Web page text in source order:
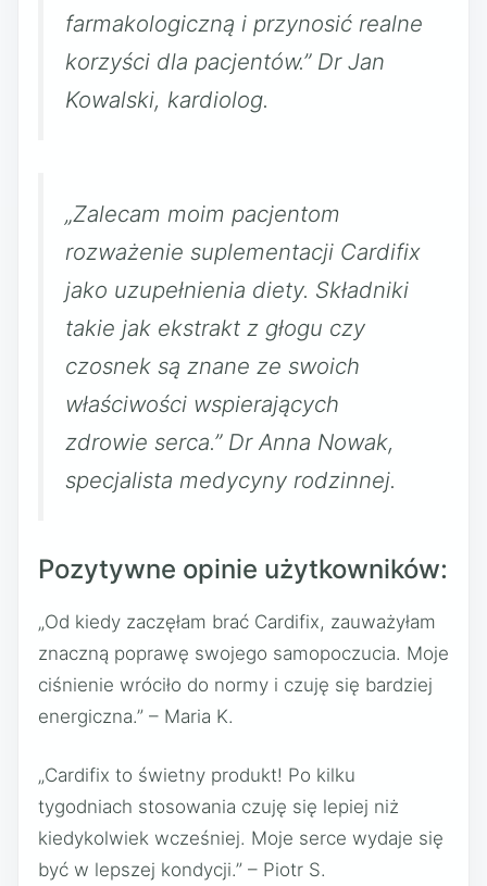
farmakologiczną i przynosić realne
korzyści dla pacjentów.” Dr Jan
Kowalski, kardiolog.
„Zalecam moim pacjentom
rozważenie suplementacji Cardifix
jako uzupełnienia diety. Składniki
takie jak ekstrakt z głogu czy
czosnek są znane ze swoich
właściwości wspierających
zdrowie serca.” Dr Anna Nowak,
specjalista medycyny rodzinnej.
Pozytywne opinie użytkowników:
„Od kiedy zaczęłam brać Cardifix, zauważyłam
znaczną poprawę swojego samopoczucia. Moje
ciśnienie wróciło do normy i czuję się bardziej
energiczna.” – Maria K.
„Cardifix to świetny produkt! Po kilku
tygodniach stosowania czuję się lepiej niż
kiedykolwiek wcześniej. Moje serce wydaje się
być w lepszej kondycji.” – Piotr S.